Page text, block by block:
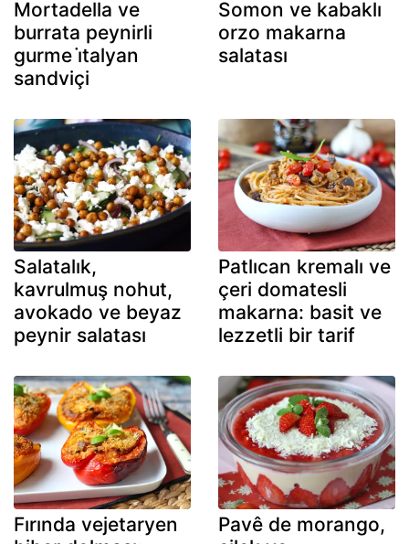
Mortadella ve
burrata peynirli
gurme i̇talyan
sandviçi
Somon ve kabaklı
orzo makarna
salatası
Salatalık,
kavrulmuş nohut,
avokado ve beyaz
peynir salatası
Patlıcan kremalı ve
çeri domatesli
makarna: basit ve
lezzetli bir tarif
Fırında vejetaryen
Pavê de morango,